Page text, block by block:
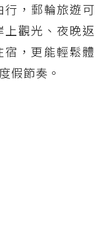
，郵輪旅遊可
觀光、夜晚返
，更能輕鬆體
假節奏。